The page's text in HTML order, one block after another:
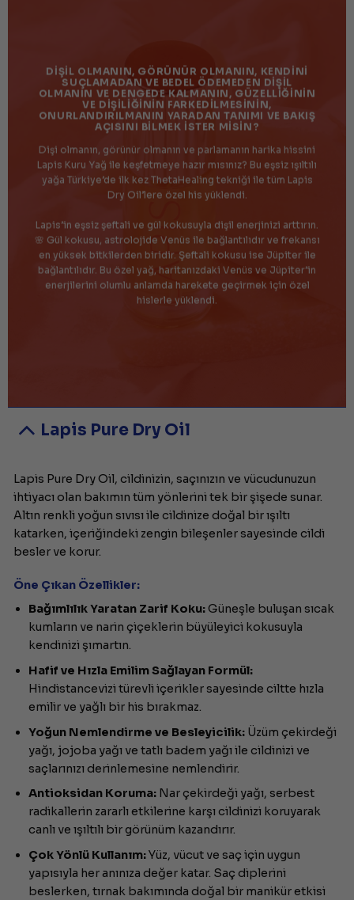
DIŞIL OLMANIN, GÖRÜNÜR OLMANIN, KENDINI
SUÇLAMADAN VE BEDEL ÖDEMEDEN DIŞIL
OLMANIN VE DENGEDE KALMANIN, GÜZELLIĞININ
VE DIŞILIĞININ FARKEDILMESININ,
ONURLANDIRILMANIN YARADAN TANIMI VE BAKIŞ
AÇISINI BILMEK ISTER MISIN?
Dişi olmanın, görünür olmanın ve parlamanın harika hissini
Lapis Kuru Yağ ile keşfetmeye hazır mısınız? Bu eşsiz ışıltılı
yağa Türkiye’de ilk kez ThetaHealing tekniği ile tüm Lapis
Dry Oil’lere özel his yüklendi.
Lapis’in eşsiz şeftali ve gül kokusuyla dişil enerjinizi arttırın.
🌸 Gül kokusu, astrolojide Venüs ile bağlantılıdır ve frekansı
en yüksek bitkilerden biridir. Şeftali kokusu ise Jüpiter ile
bağlantılıdır. Bu özel yağ, haritanızdaki Venüs ve Jüpiter’in
enerjilerini olumlu anlamda harekete geçirmek için özel
hislerle yüklendi.
Lapis Pure Dry Oil
Lapis Pure Dry Oil, cildinizin, saçınızın ve vücudunuzun
ihtiyacı olan bakımın tüm yönlerini tek bir şişede sunar.
Altın renkli yoğun sıvısı ile cildinize doğal bir ışıltı
katarken, içeriğindeki zengin bileşenler sayesinde cildi
besler ve korur.
Öne Çıkan Özellikler:
Bağımlılık Yaratan Zarif Koku:Güneşle buluşan sıcak
kumların ve narin çiçeklerin büyüleyici kokusuyla
kendinizi şımartın.
Hafif ve Hızla Emilim Sağlayan Formül:
Hindistancevizi türevli içerikler sayesinde ciltte hızla
emilir ve yağlı bir his bırakmaz.
Yoğun Nemlendirme ve Besleyicilik:Üzüm çekirdeği
yağı, jojoba yağı ve tatlı badem yağı ile cildinizi ve
saçlarınızı derinlemesine nemlendirir.
Antioksidan Koruma:Nar çekirdeği yağı, serbest
radikallerin zararlı etkilerine karşı cildinizi koruyarak
canlı ve ışıltılı bir görünüm kazandırır.
Çok Yönlü Kullanım:Yüz, vücut ve saç için uygun
yapısıyla her anınıza değer katar. Saç diplerini
beslerken, tırnak bakımında doğal bir manikür etkisi